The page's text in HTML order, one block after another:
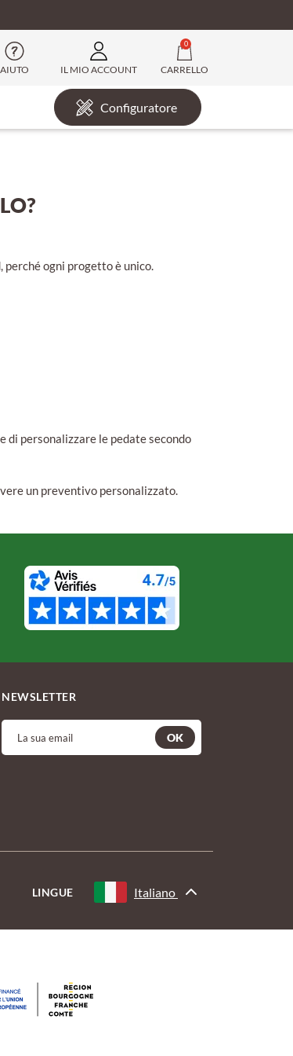
AIUTO IL MIO ACCOUNT
0
CARRELLO
Configuratore
ogni progetto è unico.
di personalizzare le pedate secondo
un preventivo personalizzato.
NEWSLETTER
OK
LINGUE Italiano